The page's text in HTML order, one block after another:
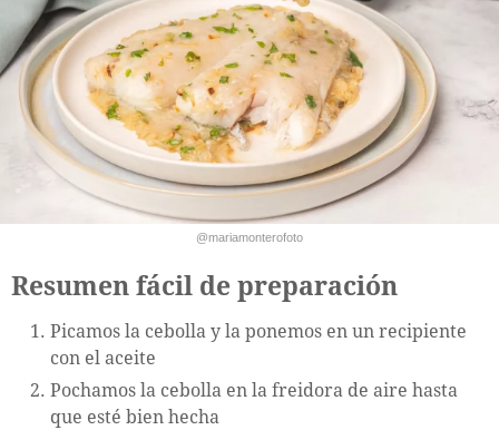
@mariamonterofoto
Resumen fácil de preparación
Picamos la cebolla y la ponemos en un recipiente
con el aceite
Pochamos la cebolla en la freidora de aire hasta
que esté bien hecha